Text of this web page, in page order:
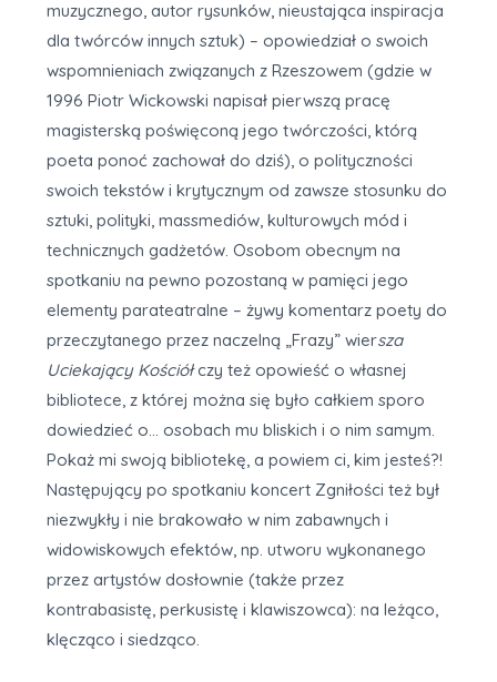
muzycznego, autor rysunków, nieustająca inspiracja
dla twórców innych sztuk) – opowiedział o swoich
wspomnieniach związanych z Rzeszowem (gdzie w
1996 Piotr Wickowski napisał pierwszą pracę
magisterską poświęconą jego twórczości, którą
poeta ponoć zachował do dziś), o polityczności
swoich tekstów i krytycznym od zawsze stosunku do
sztuki, polityki, massmediów, kulturowych mód i
technicznych gadżetów. Osobom obecnym na
spotkaniu na pewno pozostaną w pamięci jego
elementy parateatralne – żywy komentarz poety do
przeczytanego przez naczelną „Frazy” wiersza
Uciekający Kościółczy też opowieść o własnej
bibliotece, z której można się było całkiem sporo
dowiedzieć o… osobach mu bliskich i o nim samym.
Pokaż mi swoją bibliotekę, a powiem ci, kim jesteś?!
Następujący po spotkaniu koncert Zgniłości też był
niezwykły i nie brakowało w nim zabawnych i
widowiskowych efektów, np. utworu wykonanego
przez artystów dosłownie (także przez
kontrabasistę, perkusistę i klawiszowca): na leżąco,
klęcząco i siedząco.